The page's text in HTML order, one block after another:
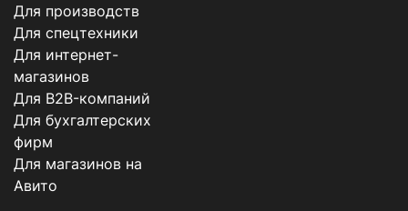
Для производств
Для спецтехники
Для интернет-
магазинов
Для B2B-компаний
Для бухгалтерских
фирм
Для магазинов на
Авито